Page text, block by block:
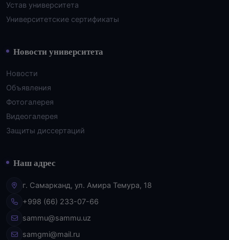
Устав университета
Университетские сертификаты
Новости университета
Новости
Объявления
Фотогалерея
Видеогалерея
Защиты диссертаций
Наш адрес
г. Самарканд, ул. Амира Темура, 18
+998 (66) 233-07-66
sammu@sammu.uz
samgmi@mail.ru